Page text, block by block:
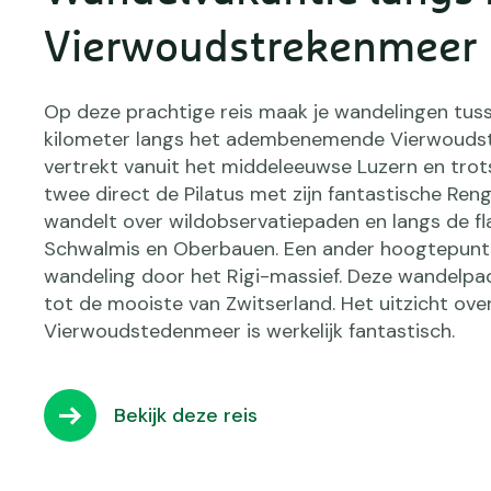
Vierwoudstrekenmeer
Op deze prachtige reis maak je wandelingen
kilometer langs het adembenemende
vertrekt vanuit het middeleeuwse Luzern en
twee direct de Pilatus met zijn fantastische
wandelt over wildobservatiepaden en langs de
Schwalmis en Oberbauen. Een ander
wandeling door het Rigi-massief. Deze
tot de mooiste van Zwitserland. Het uitzicht
Vierwoudstedenmeer is werkelijk fantastisch.
Bekijk deze reis